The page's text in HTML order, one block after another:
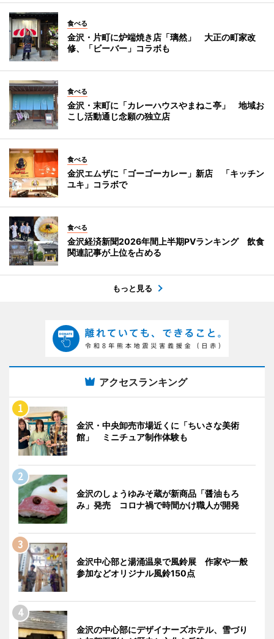
食べる
金沢・片町に炉端焼き店「璃然」 大正の町家改
修、「ビーバー」コラボも
食べる
金沢・末町に「カレーハウスやまねこ亭」 地域お
こし活動通じ念願の独立店
食べる
金沢エムザに「ゴーゴーカレー」新店 「キッチン
ユキ」コラボで
食べる
金沢経済新聞2026年間上半期PVランキング 飲食
関連記事が上位を占める
もっと見る
アクセスランキング
金沢・中央卸売市場近くに「ちいさな美術
館」 ミニチュア制作体験も
金沢のしょうゆみそ蔵が新商品「醤油もろ
み」発売 コロナ禍で時間かけ職人が開発
金沢中心部と湯涌温泉で風鈴展 作家や一般
参加などオリジナル風鈴150点
金沢の中心部にデザイナーズホテル、雪づり